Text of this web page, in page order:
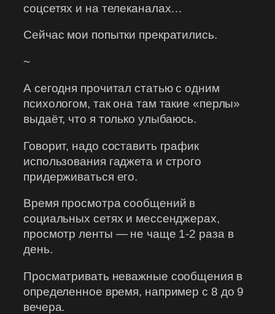
соцсетях и на телеканалах…
Сейчас мои попытки прекратились.
~
А сегодня прочитал статью с одним
психологом, так она там такие «перлы»
выдаёт, что я только улыбаюсь.
Говорит, надо составить график
использования гаджета и строго
придерживаться его.
Время просмотра сообщений в
социальных сетях и мессенджерах,
просмотр ленты — не чаще 1-2 раза в
день.
Просматривать неважные сообщения в
определенное время, например с 8 до 9
вечера.